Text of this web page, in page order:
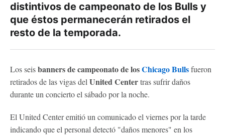
distintivos de campeonato de los Bulls y
que éstos permanecerán retirados el
resto de la temporada.
Los seisbanners de campeonato de losChicago Bullsfueron
retirados de las vigas del United Centertras sufrir daños
durante un concierto el sábado por la noche.
El United Center emitió un comunicado el viernes por la tarde
indicando que el personal detectó "daños menores" en los